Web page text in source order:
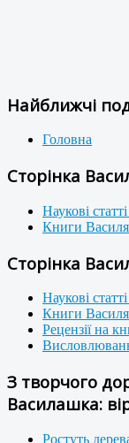
Найближчі
Головна
Сторінка
Наукові
Книги
Сторінка
Наукові
Книги
Рецензії на
З творчого
Василашка:
Ростуть